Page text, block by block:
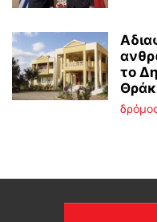
το